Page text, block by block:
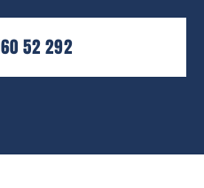
52 292